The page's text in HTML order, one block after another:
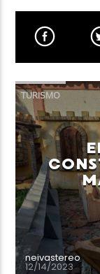
CANCIÓN
TÍTULO
ARTISTA
Neiva Estereo
TURISMO
neivastereo
12/14/2023